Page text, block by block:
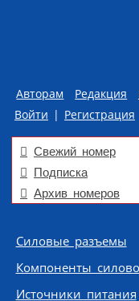
Авторам Редакция
Войти | Регистрация
Свежий номер
Подписка
Архив номеров
Skip to content
Силовые разъемы
Компоненты
Источники питания